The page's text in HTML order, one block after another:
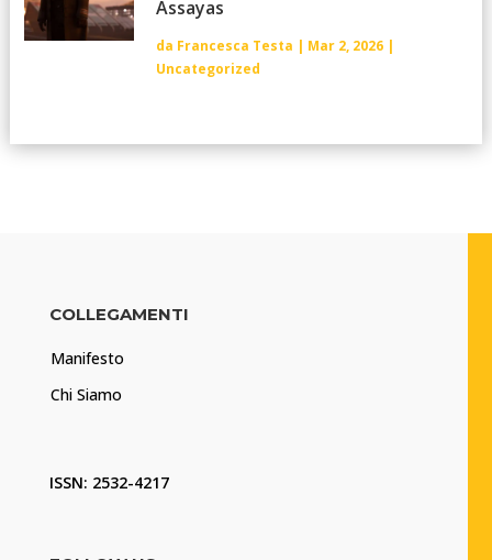
Assayas
da Francesca Testa Mar 2, 2026|
Uncategorized
COLLEGAMENTI
Manifesto
Chi Siamo
ISSN: 2532-4217